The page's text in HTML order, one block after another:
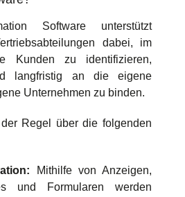
Software unterstützt
dabei, im
Kunden zu identifizieren,
langfristig an die eigene
Unternehmen zu binden.
Regel über die folgenden
Mithilfe von Anzeigen,
und Formularen werden